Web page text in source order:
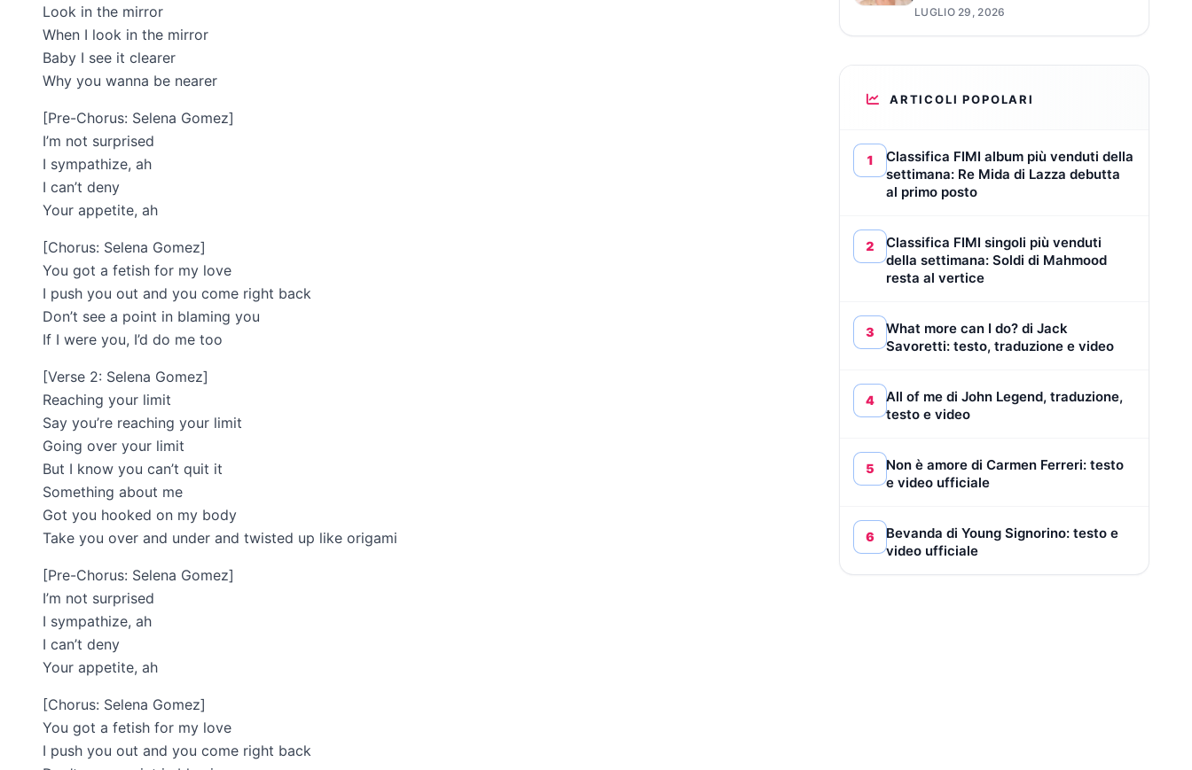
Look in the mirror
When I look in the mirror
Baby I see it clearer
Why you wanna be nearer
[Pre-Chorus: Selena Gomez]
I’m not surprised
I sympathize, ah
I can’t deny
Your appetite, ah
[Chorus: Selena Gomez]
You got a fetish for my love
I push you out and you come right back
Don’t see a point in blaming you
If I were you, I’d do me too
[Verse 2: Selena Gomez]
Reaching your limit
Say you’re reaching your limit
Going over your limit
But I know you can’t quit it
Something about me
Got you hooked on my body
Take you over and under and twisted up like origami
[Pre-Chorus: Selena Gomez]
I’m not surprised
I sympathize, ah
I can’t deny
Your appetite, ah
[Chorus: Selena Gomez]
You got a fetish for my love
I push you out and you come right back
LUGLIO 29, 2026
ARTICOLI POPOLARI
1
Classifica FIMI album più venduti della
settimana: Re Mida di Lazza debutta
al primo posto
2
Classifica FIMI singoli più venduti
della settimana: Soldi di Mahmood
resta al vertice
3
What more can I do? di Jack
Savoretti: testo, traduzione e video
4
All of me di John Legend, traduzione,
testo e video
5
Non è amore di Carmen Ferreri: testo
e video ufficiale
6
Bevanda di Young Signorino: testo e
video ufficiale